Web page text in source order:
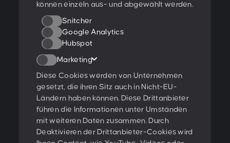
können einzeln aus- und abgewählt werden.
Snitcher
Google Analytics
Hubspot
Marketing
Diese Cookies werden von Unternehmen
gesetzt, die ihren Sitz auch in Nicht-EU-
Ländern haben können. Diese Drittanbieter
führen die Informationen unter Umständen
mit weiteren Daten zusammen. Durch
Deaktivieren der Drittanbieter-Cookies wird
Weitere Projekte:
Behance
Dribbble
Folge uns: